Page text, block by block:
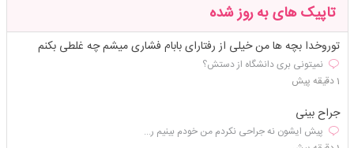
تاپیک های به روز شده
توروخدا بچه ها من خیلی از رفتارای بابام فشاری میشم چه غلطی بکنم
نمیتونی بری دانشگاه از دستش؟
1 دقیقه پیش
جراح بینی
پیش ایشون نه جراحی نکردم من خودم بینیم ر...